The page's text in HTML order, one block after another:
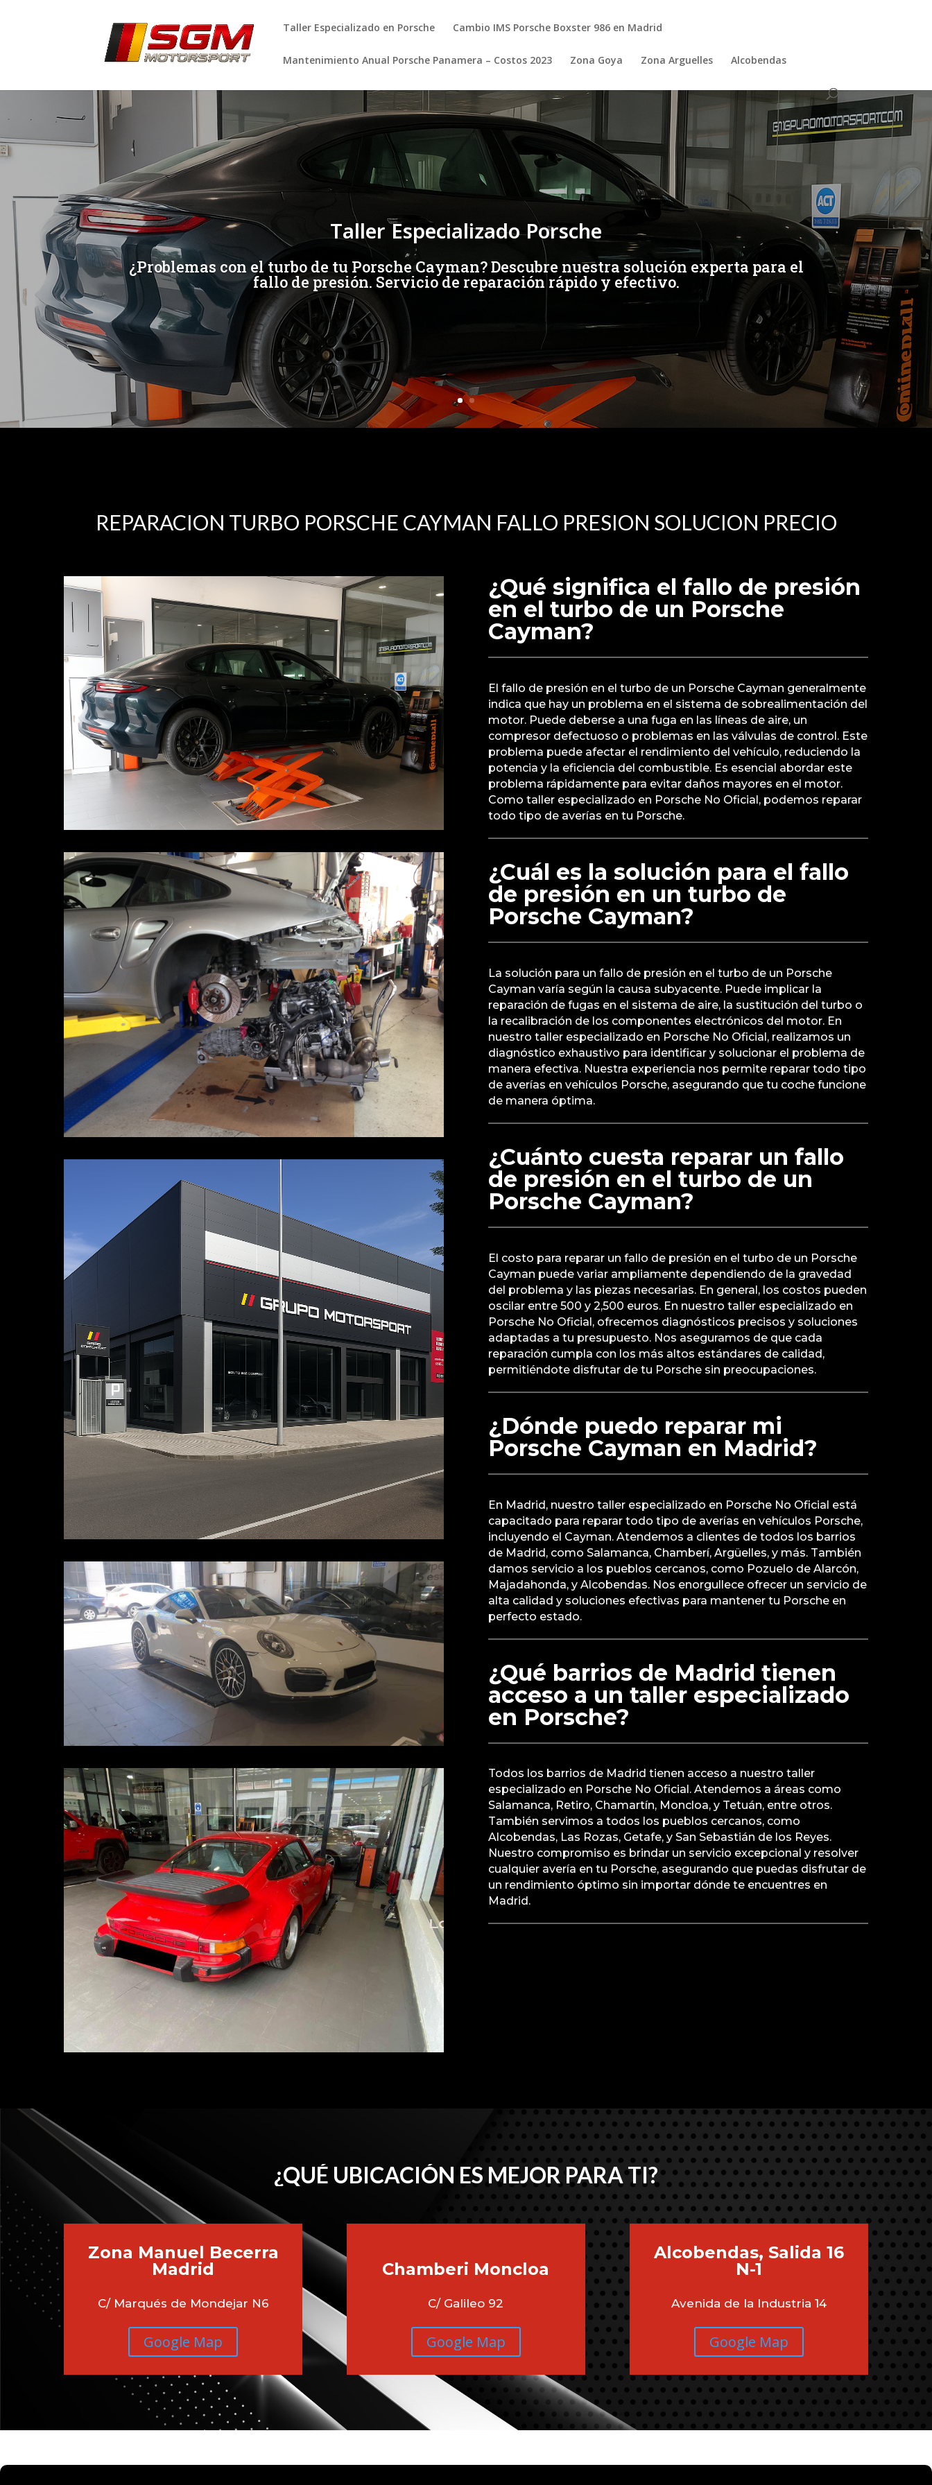
Taller Especializado en Porsche Cambio IMS Porsche Boxster 986 en Madrid
Mantenimiento Anual Porsche Panamera – Costos 2023 Zona Goya Zona Arguelles Alcobendas
Taller Especializado Porsche
¿Problemas con el turbo de tu Porsche Cayman? Descubre nuestra solución experta para el
fallo de presión. Servicio de reparación rápido y efectivo.
[/et_pb_slide]
REPARACION TURBO PORSCHE CAYMAN FALLO PRESION SOLUCION PRECIO
¿Qué significa el fallo de presión
en el turbo de un Porsche
Cayman?
El fallo de presión en el turbo de un Porsche Cayman generalmente
indica que hay un problema en el sistema de sobrealimentación del
motor. Puede deberse a una fuga en las líneas de aire, un
compresor defectuoso o problemas en las válvulas de control. Este
problema puede afectar el rendimiento del vehículo, reduciendo la
potencia y la eficiencia del combustible. Es esencial abordar este
problema rápidamente para evitar daños mayores en el motor.
Como taller especializado en Porsche No Oficial, podemos reparar
todo tipo de averías en tu Porsche.
¿Cuál es la solución para el fallo
de presión en un turbo de
Porsche Cayman?
La solución para un fallo de presión en el turbo de un Porsche
Cayman varía según la causa subyacente. Puede implicar la
reparación de fugas en el sistema de aire, la sustitución del turbo o
la recalibración de los componentes electrónicos del motor. En
nuestro taller especializado en Porsche No Oficial, realizamos un
diagnóstico exhaustivo para identificar y solucionar el problema de
manera efectiva. Nuestra experiencia nos permite reparar todo tipo
de averías en vehículos Porsche, asegurando que tu coche funcione
de manera óptima.
¿Cuánto cuesta reparar un fallo
de presión en el turbo de un
Porsche Cayman?
El costo para reparar un fallo de presión en el turbo de un Porsche
Cayman puede variar ampliamente dependiendo de la gravedad
del problema y las piezas necesarias. En general, los costos pueden
oscilar entre 500 y 2,500 euros. En nuestro taller especializado en
Porsche No Oficial, ofrecemos diagnósticos precisos y soluciones
adaptadas a tu presupuesto. Nos aseguramos de que cada
reparación cumpla con los más altos estándares de calidad,
permitiéndote disfrutar de tu Porsche sin preocupaciones.
¿Dónde puedo reparar mi
Porsche Cayman en Madrid?
En Madrid, nuestro taller especializado en Porsche No Oficial está
capacitado para reparar todo tipo de averías en vehículos Porsche,
incluyendo el Cayman. Atendemos a clientes de todos los barrios
de Madrid, como Salamanca, Chamberí, Argüelles, y más. También
damos servicio a los pueblos cercanos, como Pozuelo de Alarcón,
Majadahonda, y Alcobendas. Nos enorgullece ofrecer un servicio de
alta calidad y soluciones efectivas para mantener tu Porsche en
perfecto estado.
¿Qué barrios de Madrid tienen
acceso a un taller especializado
en Porsche?
Todos los barrios de Madrid tienen acceso a nuestro taller
especializado en Porsche No Oficial. Atendemos a áreas como
Salamanca, Retiro, Chamartín, Moncloa, y Tetuán, entre otros.
También servimos a todos los pueblos cercanos, como
Alcobendas, Las Rozas, Getafe, y San Sebastián de los Reyes.
Nuestro compromiso es brindar un servicio excepcional y resolver
cualquier avería en tu Porsche, asegurando que puedas disfrutar de
un rendimiento óptimo sin importar dónde te encuentres en
Madrid.
¿QUÉ UBICACIÓN ES MEJOR PARA TI?
Zona Manuel Becerra
Madrid
C/ Marqués de Mondejar N6
Google Map
Chamberi Moncloa
C/ Galileo 92
Google Map
Alcobendas, Salida 16
N-1
Avenida de la Industria 14
Google Map